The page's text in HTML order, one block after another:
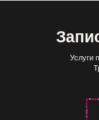
Услуги